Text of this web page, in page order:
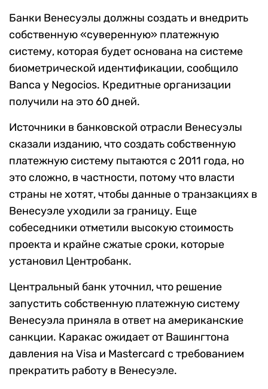
Банки Венесуэлы должны создать и внедрить
собственную «суверенную» платежную
систему, которая будет основана на системе
биометрической идентификации, сообщило
Banca y Negocios. Кредитные организации
получили на это 60 дней.
Источники в банковской отрасли Венесуэлы
сказали изданию, что создать собственную
платежную систему пытаются с 2011 года, но
это сложно, в частности, потому что власти
страны не хотят, чтобы данные о транзакциях в
Венесуэле уходили за границу. Еще
собеседники отметили высокую стоимость
проекта и крайне сжатые сроки, которые
установил Центробанк.
Центральный банк уточнил, что решение
запустить собственную платежную систему
Венесуэла приняла в ответ на американские
санкции. Каракас ожидает от Вашингтона
давления на Visa и Masterсard с требованием
прекратить работу в Венесуэле.